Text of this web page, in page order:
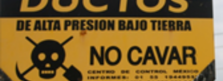
IMPACTOS
LA
SALUD
NEONATAL
POR
LA
QUEMA